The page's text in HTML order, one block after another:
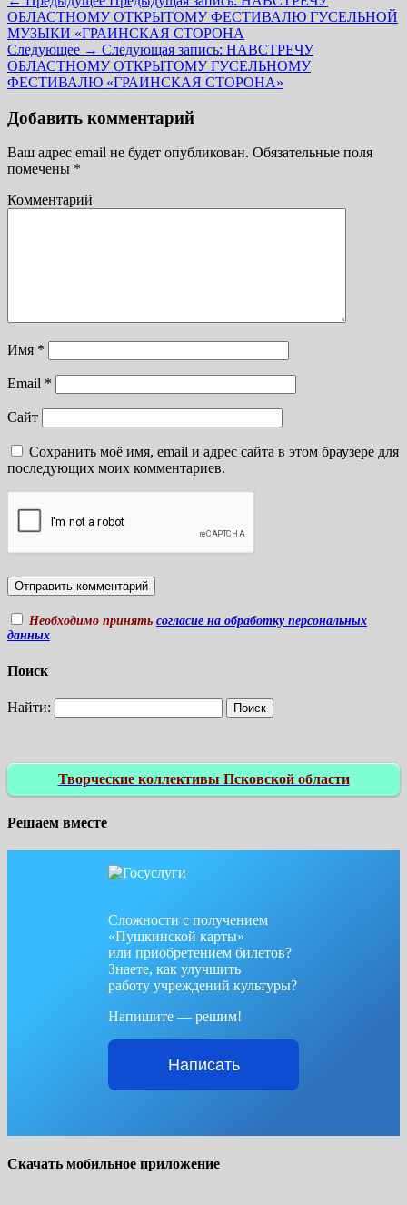
ОБЛАСТНОМУ ОТКРЫТОМУ ФЕСТИВАЛЮ ГУСЕЛЬНОЙ
МУЗЫКИ «ГРАИНСКАЯ СТОРОНА
Следующее → Следующая запись: НАВСТРЕЧУ
ОБЛАСТНОМУ ОТКРЫТОМУ ГУСЕЛЬНОМУ
ФЕСТИВАЛЮ «ГРАИНСКАЯ СТОРОНА»
Добавить комментарий
Ваш адрес email не будет опубликован. Обязательные поля
помечены *
Комментарий
Имя *
Email *
Сайт
Сохранить моё имя, email и адрес сайта в этом браузере для
последующих моих комментариев.
Необходимо принять согласие на обработку персональных
данных
Поиск
Найти:
Творческие коллективы Псковской области
Решаем вместе
Сложности с получением
«Пушкинской карты»
или приобретением билетов?
Знаете, как улучшить
работу учреждений культуры?
Напишите — решим!
Написать
Скачать мобильное приложение